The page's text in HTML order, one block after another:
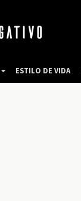
ESTILO DE VIDA